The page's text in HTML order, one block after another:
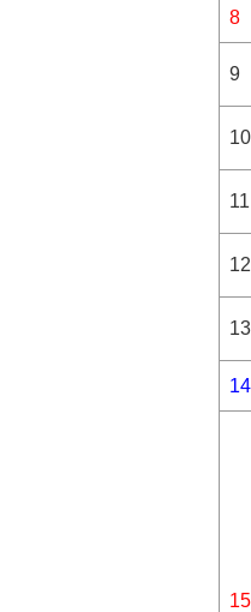
8
9
10
11
12
13
14
15